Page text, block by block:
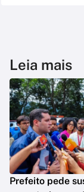
Leia mais
Prefeito pede